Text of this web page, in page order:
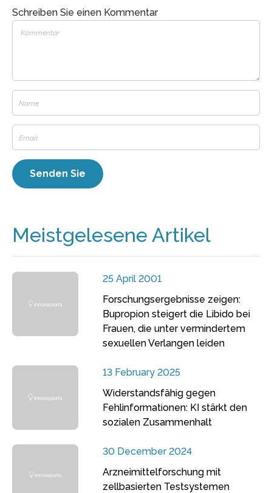
Schreiben Sie einen Kommentar
Meistgelesene Artikel
25 April 2001
Forschungsergebnisse zeigen:
Bupropion steigert die Libido bei
Frauen, die unter vermindertem
sexuellen Verlangen leiden
13 February 2025
Widerstandsfähig gegen
Fehlinformationen: KI stärkt den
sozialen Zusammenhalt
30 December 2024
Arzneimittelforschung mit
zellbasierten Testsystemen